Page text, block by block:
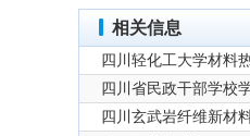
相关信息
四川轻化工大学材料
四川省民政干部学校
四川玄武岩纤维新材